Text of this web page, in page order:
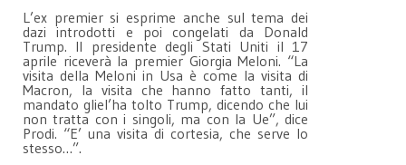
L’ex premier si esprime anche sul tema dei
dazi introdotti e poi congelati da Donald
Trump. Il presidente degli Stati Uniti il 17
aprile riceverà la premier Giorgia Meloni. “La
visita della Meloni in Usa è come la visita di
Macron, la visita che hanno fatto tanti, il
mandato gliel’ha tolto Trump, dicendo che lui
non tratta con i singoli, ma con la Ue”, dice
Prodi. “E’ una visita di cortesia, che serve lo
stesso…”.